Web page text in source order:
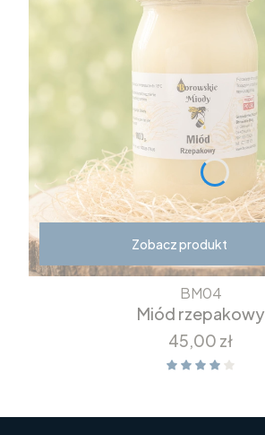
Zobacz produkt
BM04
Miód rzepakowy
Cena
45,00 zł